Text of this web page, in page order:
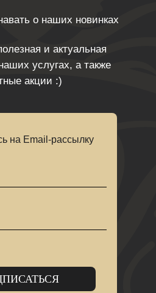
о наших новинках
и актуальная
услугах, а также
акции :)
на Email-рассылку